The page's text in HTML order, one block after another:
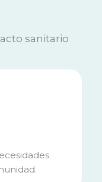
sanitario